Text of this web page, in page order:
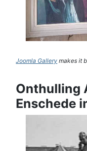
Joomla Gallery makes it
Onthulling
Enschede